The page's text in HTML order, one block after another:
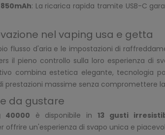
: La ricarica rapida tramite USB-C
nel vaping usa e getta
flusso d'aria e le impostazioni di
il pieno controllo sulla loro esperienza di
combina estetica elegante, tecnologia
prestazioni massime senza compromettere
da gustare
40000 è disponibile in13 gusti
un'esperienza di svapo unica e